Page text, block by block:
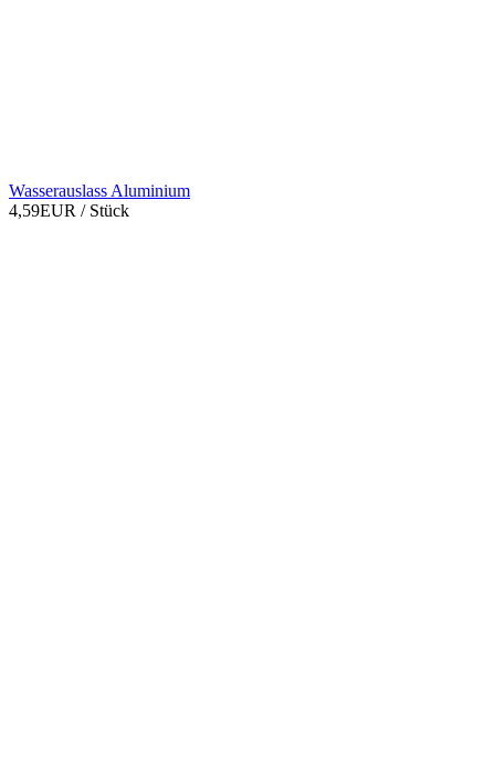
Wasserauslass Aluminium
4,59EUR / Stück